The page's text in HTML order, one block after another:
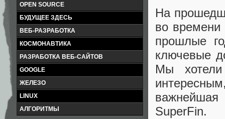
OPEN SOURCE
БУДУЩЕЕ ЗДЕСЬ
ВЕБ-РАЗРАБОТКА
КОСМОНАВТИКА
РАЗРАБОТКА ВЕБ-САЙТОВ
GOOGLE
ЖЕЛЕЗО
LINUX
АЛГОРИТМЫ
На
во времени
прошлые
ключевые
Мы
SuperFin.